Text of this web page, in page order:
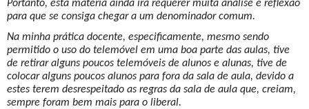
Portanto, esta matéria ainda irá requerer muita análise e reflexão
para que se consiga chegar a um denominador comum.
Na minha prática docente, especificamente, mesmo sendo
permitido o uso do telemóvel em uma boa parte das aulas, tive
de retirar alguns poucos telemóveis de alunos e alunas, tive de
colocar alguns poucos alunos para fora da sala de aula, devido a
estes terem desrespeitado as regras da sala de aula que, creiam,
sempre foram bem mais para o liberal.